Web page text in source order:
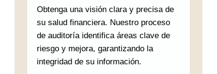
Obtenga una visión clara y precisa de
su salud financiera. Nuestro proceso
de auditoría identifica áreas clave de
riesgo y mejora, garantizando la
integridad de su información.